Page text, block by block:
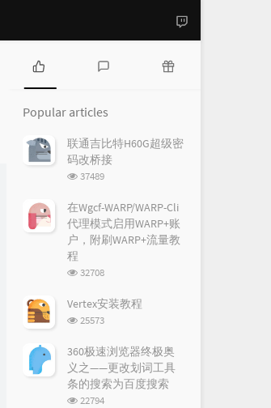
P
p
u
l
a
a
r
t
e
s
t
e
s
t
o
m
m
e
n
s
d
o
r
t
i
c
Popular articles
联通吉比特H60G超级密
码改桥接
浏
次
数:
37489
在Wgcf-WARP/WARP-Cli
代理模式启用WARP+账
户，附刷WARP+流量教
程
浏
次
32708
Vertex安装教程
浏
次
数:
25573
360极速浏览器终极奥
义之——更改划词工具
条的搜索为百度搜索
浏
22794